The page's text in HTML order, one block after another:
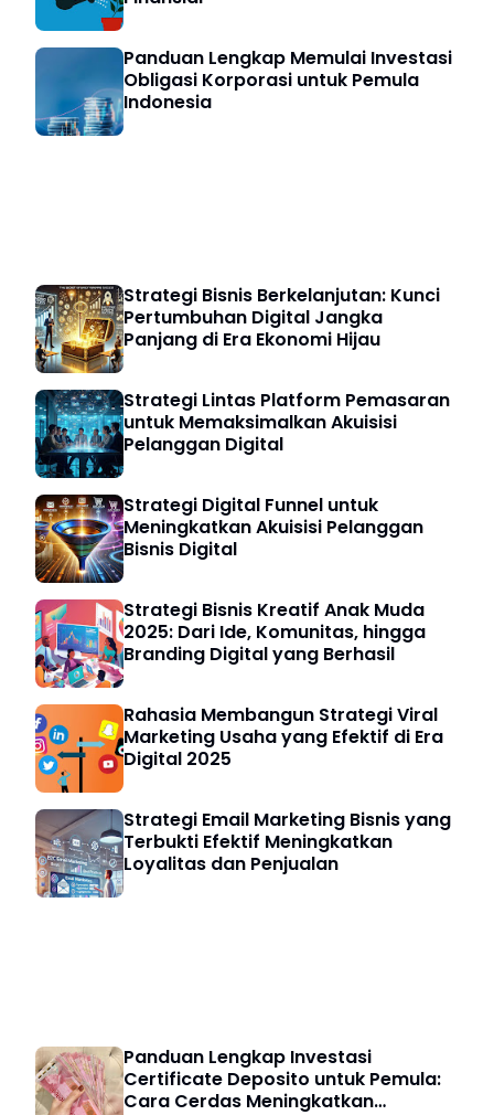
Panduan Lengkap Memulai Investasi
Obligasi Korporasi untuk Pemula
Indonesia
Strategi Bisnis Berkelanjutan: Kunci
Pertumbuhan Digital Jangka
Panjang di Era Ekonomi Hijau
Strategi Lintas Platform Pemasaran
untuk Memaksimalkan Akuisisi
Pelanggan Digital
Strategi Digital Funnel untuk
Meningkatkan Akuisisi Pelanggan
Bisnis Digital
Strategi Bisnis Kreatif Anak Muda
2025: Dari Ide, Komunitas, hingga
Branding Digital yang Berhasil
Rahasia Membangun Strategi Viral
Marketing Usaha yang Efektif di Era
Digital 2025
Strategi Email Marketing Bisnis yang
Terbukti Efektif Meningkatkan
Loyalitas dan Penjualan
Panduan Lengkap Investasi
Certificate Deposito untuk Pemula:
Cara Cerdas Meningkatkan